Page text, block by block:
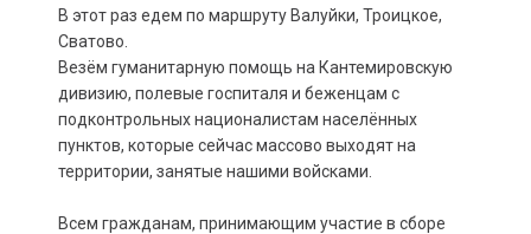
В этот раз едем по маршруту Валуйки, Троицкое,
Сватово.
Везём гуманитарную помощь на Кантемировскую
дивизию, полевые госпиталя и беженцам с
подконтрольных националистам населённых
пунктов, которые сейчас массово выходят на
территории, занятые нашими войсками.
Всем гражданам, принимающим участие в сборе